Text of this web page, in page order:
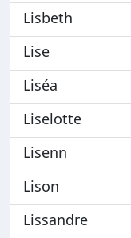
Lisbeth
Lise
Liséa
Liselotte
Lisenn
Lison
Lissandre